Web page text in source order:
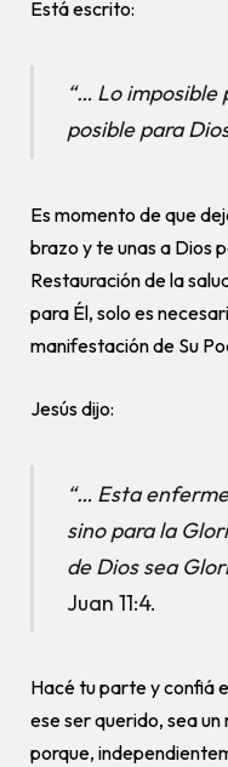
Está escrito:
“… Lo imposible
posible para
Es momento de que
brazo y te unas a Dios
Restauración de la
para Él, solo es
manifestación de Su
Jesús dijo:
“… Esta
sino para la
de Dios sea
Juan 11:4.
Hacé tu parte y confiá
ese ser querido, sea
porque,